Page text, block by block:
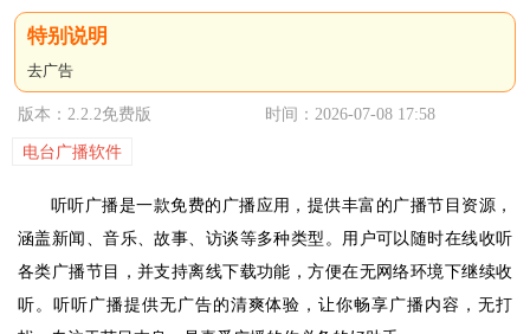
去广告
版本：2.2.2免费版 时间：2026-07-08 17:58
电台广播软件
听听广播是一款免费的广播应用，提供丰富的广播节目资源，
涵盖新闻、音乐、故事、访谈等多种类型。用户可以随时在线收听
各类广播节目，并支持离线下载功能，方便在无网络环境下继续收
听。听听广播提供无广告的清爽体验，让你畅享广播内容，无打